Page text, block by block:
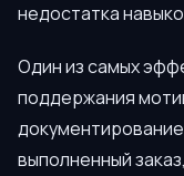
недостатка
Один из самых
поддержания
выполненный